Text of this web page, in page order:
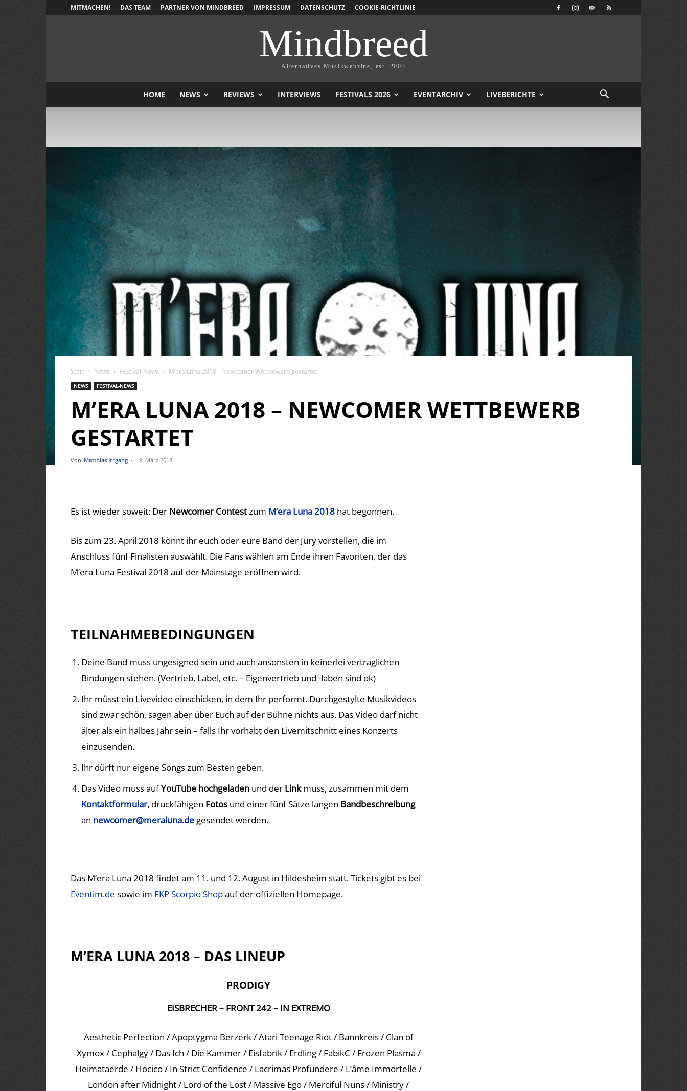
MITMACHEN! DAS TEAM PARTNER VON MINDBREED IMPRESSUM DATENSCHUTZ COOKIE-RICHTLINIE
Mindbreed
Alternatives Musikwebzine, est. 2003
HOME NEWS REVIEWS INTERVIEWS FESTIVALS 2026 EVENTARCHIV LIVEBERICHTE
Start News Festival-News M’era Luna 2018 – Newcomer Wettbewerb gestartet
NEWS FESTIVAL-NEWS
M’ERA LUNA 2018 – NEWCOMER WETTBEWERB
GESTARTET
Von Matthias Irrgang - 19. März 2018
Es ist wieder soweit: Der Newcomer Contestzum M’era Luna 2018 hat begonnen.
Bis zum 23. April 2018 könnt ihr euch oder eure Band der Jury vorstellen, die im
Anschluss fünf Finalisten auswählt. Die Fans wählen am Ende ihren Favoriten, der das
M’era Luna Festival 2018 auf der Mainstage eröffnen wird.
TEILNAHMEBEDINGUNGEN
Deine Band muss ungesigned sein und auch ansonsten in keinerlei vertraglichen
Bindungen stehen. (Vertrieb, Label, etc. – Eigenvertrieb und -laben sind ok)
Ihr müsst ein Livevideo einschicken, in dem Ihr performt. Durchgestylte Musikvideos
sind zwar schön, sagen aber über Euch auf der Bühne nichts aus. Das Video darf nicht
älter als ein halbes Jahr sein – falls Ihr vorhabt den Livemitschnitt eines Konzerts
einzusenden.
Ihr dürft nur eigene Songs zum Besten geben.
Das Video muss aufYouTube hochgeladen und der Linkmuss, zusammen mit dem
Kontaktformular, druckfähigen Fotos und einer fünf Sätze langen Bandbeschreibung
an newcomer@meraluna.de gesendet werden.
Das M’era Luna 2018 findet am 11. und 12. August in Hildesheim statt. Tickets gibt es bei
Eventim.de sowie im FKP Scorpio Shopauf der offiziellen Homepage.
M’ERA LUNA 2018 – DAS LINEUP
PRODIGY
EISBRECHER – FRONT 242 – IN EXTREMO
Aesthetic Perfection / Apoptygma Berzerk / Atari Teenage Riot / Bannkreis / Clan of
Xymox / Cephalgy / Das Ich / Die Kammer / Eisfabrik / Erdling / FabikC / Frozen Plasma /
Heimataerde / Hocico / In Strict Confidence / Lacrimas Profundere / L’âme Immortelle /
London after Midnight / Lord of the Lost / Massive Ego / Merciful Nuns / Ministry /